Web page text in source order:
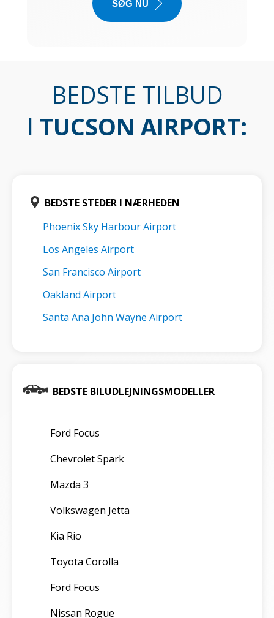
SØG NU
BEDSTE TILBUD
I TUCSON AIRPORT:
BEDSTE STEDER I NÆRHEDEN
Phoenix Sky Harbour Airport
Los Angeles Airport
San Francisco Airport
Oakland Airport
Santa Ana John Wayne Airport
BEDSTE BILUDLEJNINGSMODELLER
Ford Focus
Chevrolet Spark
Mazda 3
Volkswagen Jetta
Kia Rio
Toyota Corolla
Ford Focus
Nissan Rogue